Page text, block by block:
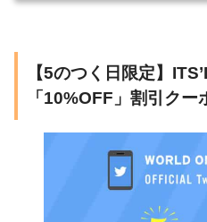
【5のつく日限定】
「10%OFF」割引クー